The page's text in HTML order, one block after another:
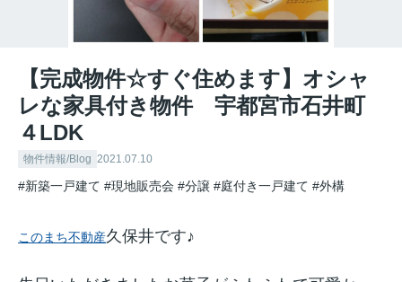
【完成物件☆すぐ住めます】オシャ
レな家具付き物件 宇都宮市石井町
４LDK
物件情報/Blog 2021.07.10
#新築一戸建て #現地販売会 #分譲 #庭付き一戸建て #外構
このまち不動産久保井です♪